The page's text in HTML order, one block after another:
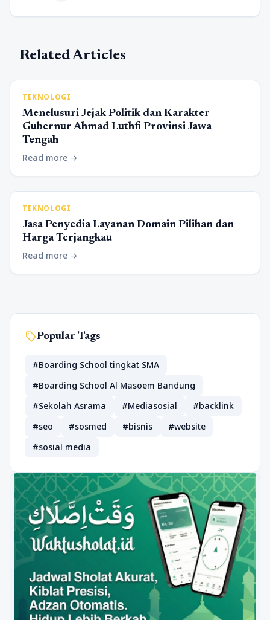
Related Articles
TEKNOLOGI
Menelusuri Jejak Politik dan Karakter
Gubernur Ahmad Luthfi Provinsi Jawa
Tengah
Read more arrow_forward
TEKNOLOGI
Jasa Penyedia Layanan Domain Pilihan dan
Harga Terjangkau
Read more arrow_forward
sellPopular Tags
#Boarding School tingkat SMA
#Boarding School Al Masoem Bandung
#Sekolah Asrama
#Mediasosial
#backlink
#seo
#sosmed #bisnis
#website
#sosial media